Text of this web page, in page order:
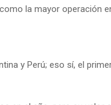
la mayor operación
y Perú; eso sí, el